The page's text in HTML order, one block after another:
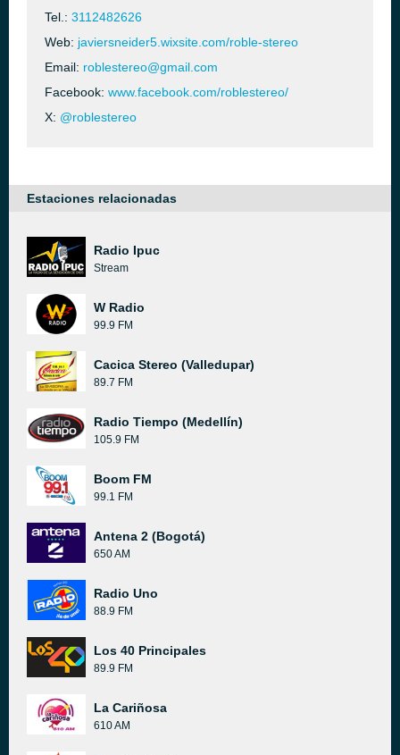
Tel.: 3112482626
Web: javiersneider5.wixsite.com/roble-stereo
Email: roblestereo@gmail.com
Facebook: www.facebook.com/roblestereo/
X: @roblestereo
Estaciones relacionadas
Radio Ipuc
Stream
W Radio
99.9 FM
Cacica Stereo (Valledupar)
89.7 FM
Radio Tiempo (Medellín)
105.9 FM
Boom FM
99.1 FM
Antena 2 (Bogotá)
650 AM
Radio Uno
88.9 FM
Los 40 Principales
89.9 FM
La Cariñosa
610 AM